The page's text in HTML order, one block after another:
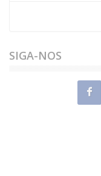
SIGA-NOS